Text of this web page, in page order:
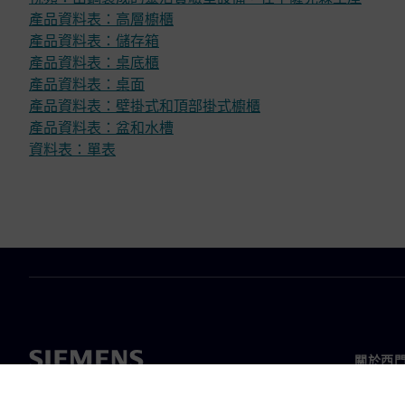
產品資料表：高層櫥櫃
產品資料表：儲存箱
產品資料表：桌底櫃
產品資料表：桌面
產品資料表：壁掛式和頂部掛式櫥櫃
產品資料表：盆和水槽
資料表：單表
關於西